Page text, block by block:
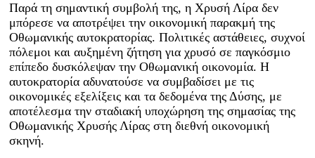
Παρά τη σημαντική συμβολή της, η Χρυσή Λίρα δεν
μπόρεσε να αποτρέψει την οικονομική παρακμή της
Οθωμανικής αυτοκρατορίας. Πολιτικές αστάθειες, συχνοί
πόλεμοι και αυξημένη ζήτηση για χρυσό σε παγκόσμιο
επίπεδο δυσκόλεψαν την Οθωμανική οικονομία. Η
αυτοκρατορία αδυνατούσε να συμβαδίσει με τις
οικονομικές εξελίξεις και τα δεδομένα της Δύσης, με
αποτέλεσμα την σταδιακή υποχώρηση της σημασίας της
Οθωμανικής Χρυσής Λίρας στη διεθνή οικονομική
σκηνή.